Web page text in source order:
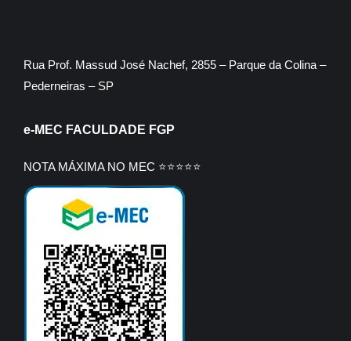
Rua Prof. Massud José Nachef, 2855 – Parque da Colina –
Pederneiras – SP
e-MEC FACULDADE FGP
NOTA MÁXIMA NO MEC ⭐⭐⭐⭐⭐